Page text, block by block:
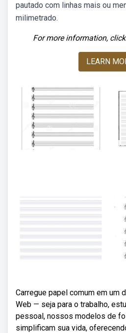
pautado com linhas mais ou
milimetrado.
For more information,
LEARN
Carregue papel comum em um
Web — seja para o trabalho,
pessoal, nossos modelos de
simplificam sua vida,